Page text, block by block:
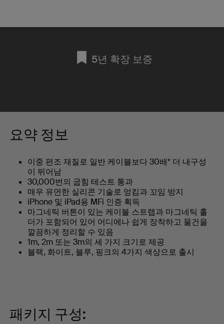
5년 확장 보증
요약 정보
이중 편조 재질로 일반 케이블보다 30배* 더 내구성
이 뛰어남
30,000번의 굽힘 테스트 통과
매우 유연한 실리콘 기술로 엉킴과 꼬임 방지
iPhone 및 iPad용 MFi 인증 획득
마그네틱 버튼이 있는 케이블 스트랩과 마그네틱 홀
더가 포함되어 있어 어디에나 쉽게 장착하고 물건을
깔끔하게 정리할 수 있음
1m, 2m 또는 3m의 세 가지 크기로 제공
블랙, 화이트, 블루, 핑크의 4가지 색상으로 출시
패키지 구성: